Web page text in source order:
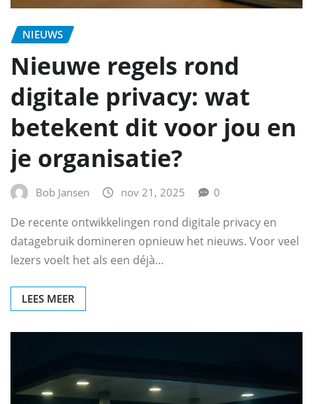
NIEUWS
Nieuwe regels rond
digitale privacy: wat
betekent dit voor jou en
je organisatie?
Bob Jansen nov 21, 2025 0
De recente ontwikkelingen rond digitale privacy en
datagebruik domineren opnieuw het nieuws. Voor veel
lezers voelt het als een déjà…
LEES MEER